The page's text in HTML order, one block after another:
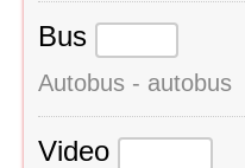
Bus
Autobus - autobus
Video